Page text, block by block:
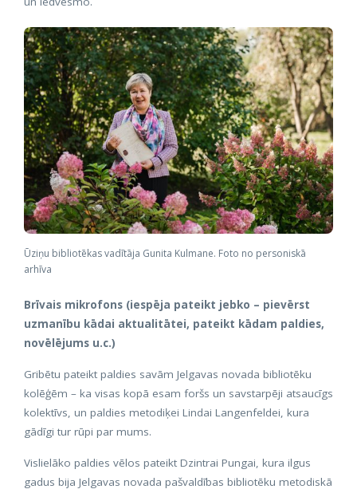
Ūziņu bibliotēkas vadītāja Gunita Kulmane. Foto no personiskā
arhīva
Brīvais mikrofons (iespēja pateikt jebko – pievērst
uzmanību kādai aktualitātei, pateikt kādam paldies,
novēlējums u.c.)
Gribētu pateikt paldies savām Jelgavas novada bibliotēku
kolēģēm – ka visas kopā esam foršs un savstarpēji atsaucīgs
kolektīvs, un paldies metodiķei Lindai Langenfeldei, kura
gādīgi tur rūpi par mums.
Vislielāko paldies vēlos pateikt Dzintrai Pungai, kura ilgus
gadus bija Jelgavas novada pašvaldības bibliotēku metodiskā